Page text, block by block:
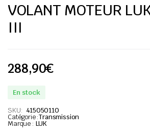
VOLANT MOTEUR
III
288,90€
En stock
SKU: 415050110
Catégorie :Transmission
Marque : LUK